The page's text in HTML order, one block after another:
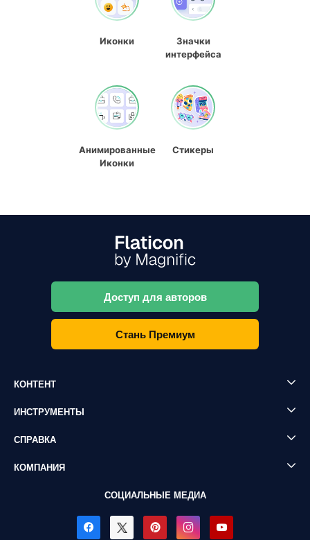
Иконки
Значки
интерфейса
Анимированные
Иконки
Стикеры
Доступ для авторов
Стань Премиум
КОНТЕНТ
ИНСТРУМЕНТЫ
СПРАВКА
КОМПАНИЯ
СОЦИАЛЬНЫЕ МЕДИА